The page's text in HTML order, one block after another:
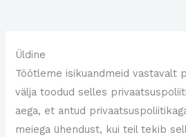
Üldine
Töötleme isikuandmeid vastavalt
välja toodud selles
aega, et antud
meiega ühendust, kui teil tekib